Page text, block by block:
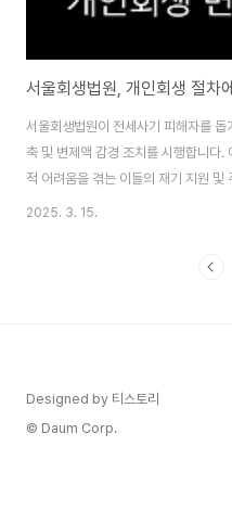
서울회생법원, 개인회생 절차
서울회생법원이 전세사기 피해자를
축 및 변제액 감경 조치를 시행합니다.
적 어려움을 겪는 이들의 재기 지원 및
피해자, 개인회생 절차에서 혜택 확대
의 변제기간을 3년 미만으로 단축할
2025. 3. 15.
Designed by 티스토리
© Daum Corp.